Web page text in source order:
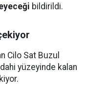
bildirildi.
Cilo Sat Buzul
yüzeyinde kalan